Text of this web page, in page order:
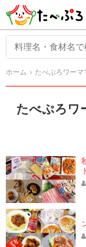
ホーム たべぷろワーマ
たべぷろワ